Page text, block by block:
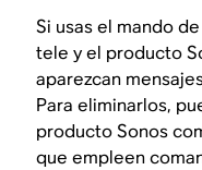
Si usas el mando
tele y el producto
aparezcan
Para eliminarlos,
producto Sonos
que empleen